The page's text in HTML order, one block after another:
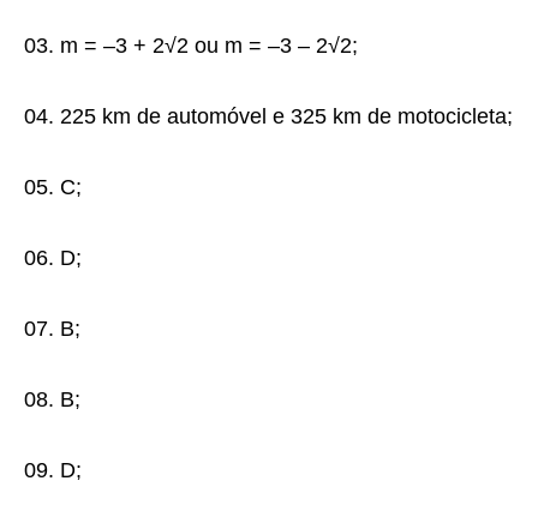
03. m = –3 + 2√2 ou m = –3 – 2√2;
04. 225 km de automóvel e 325 km de motocicleta;
05. C;
06. D;
07. B;
08. B;
09. D;